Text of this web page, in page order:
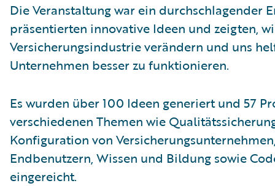
Die Veranstaltung war ein durchschlagender
präsentierten innovative Ideen und zeigten,
Versicherungsindustrie verändern und uns
Unternehmen besser zu funktionieren.
Es wurden über 100 Ideen generiert und 57
verschiedenen Themen wie
Konfiguration von
Endbenutzern, Wissen und Bildung sowie
eingereicht.